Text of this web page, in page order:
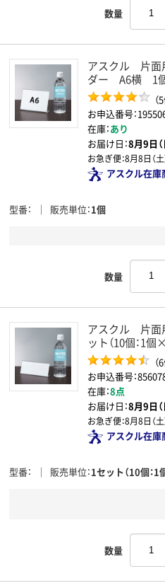
数量
アスクル 片面
ダー A6横 1
（
お申込番号：
在庫：あり
お届け日：8月9日（
お急ぎ便：8月8日（土
アスクル在庫
型番 販売単位 1個
数量
アスクル 片
ット（10個：1
（
お申込番号：
在庫：8点
お届け日：8月9日（
お急ぎ便：8月8日（土
アスクル在庫
型番 販売単位 1セット（10個：1
数量